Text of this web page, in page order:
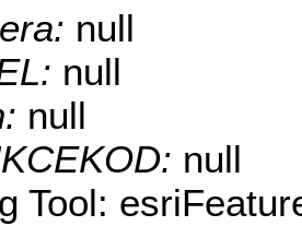
null
null
null
null
Tool: